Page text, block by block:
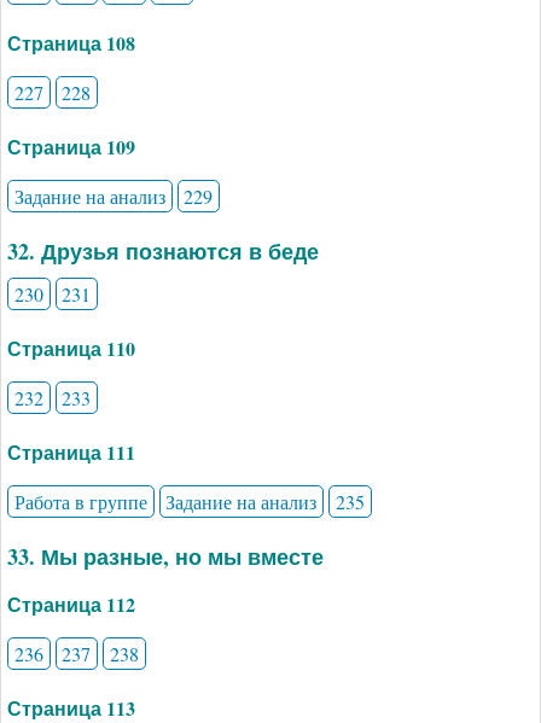
Страница 108
227 228
Страница 109
Задание на анализ 229
32. Друзья познаются в беде
230 231
Страница 110
232 233
Страница 111
Работа в группе Задание на анализ 235
33. Мы разные, но мы вместе
Страница 112
236 237 238
Страница 113